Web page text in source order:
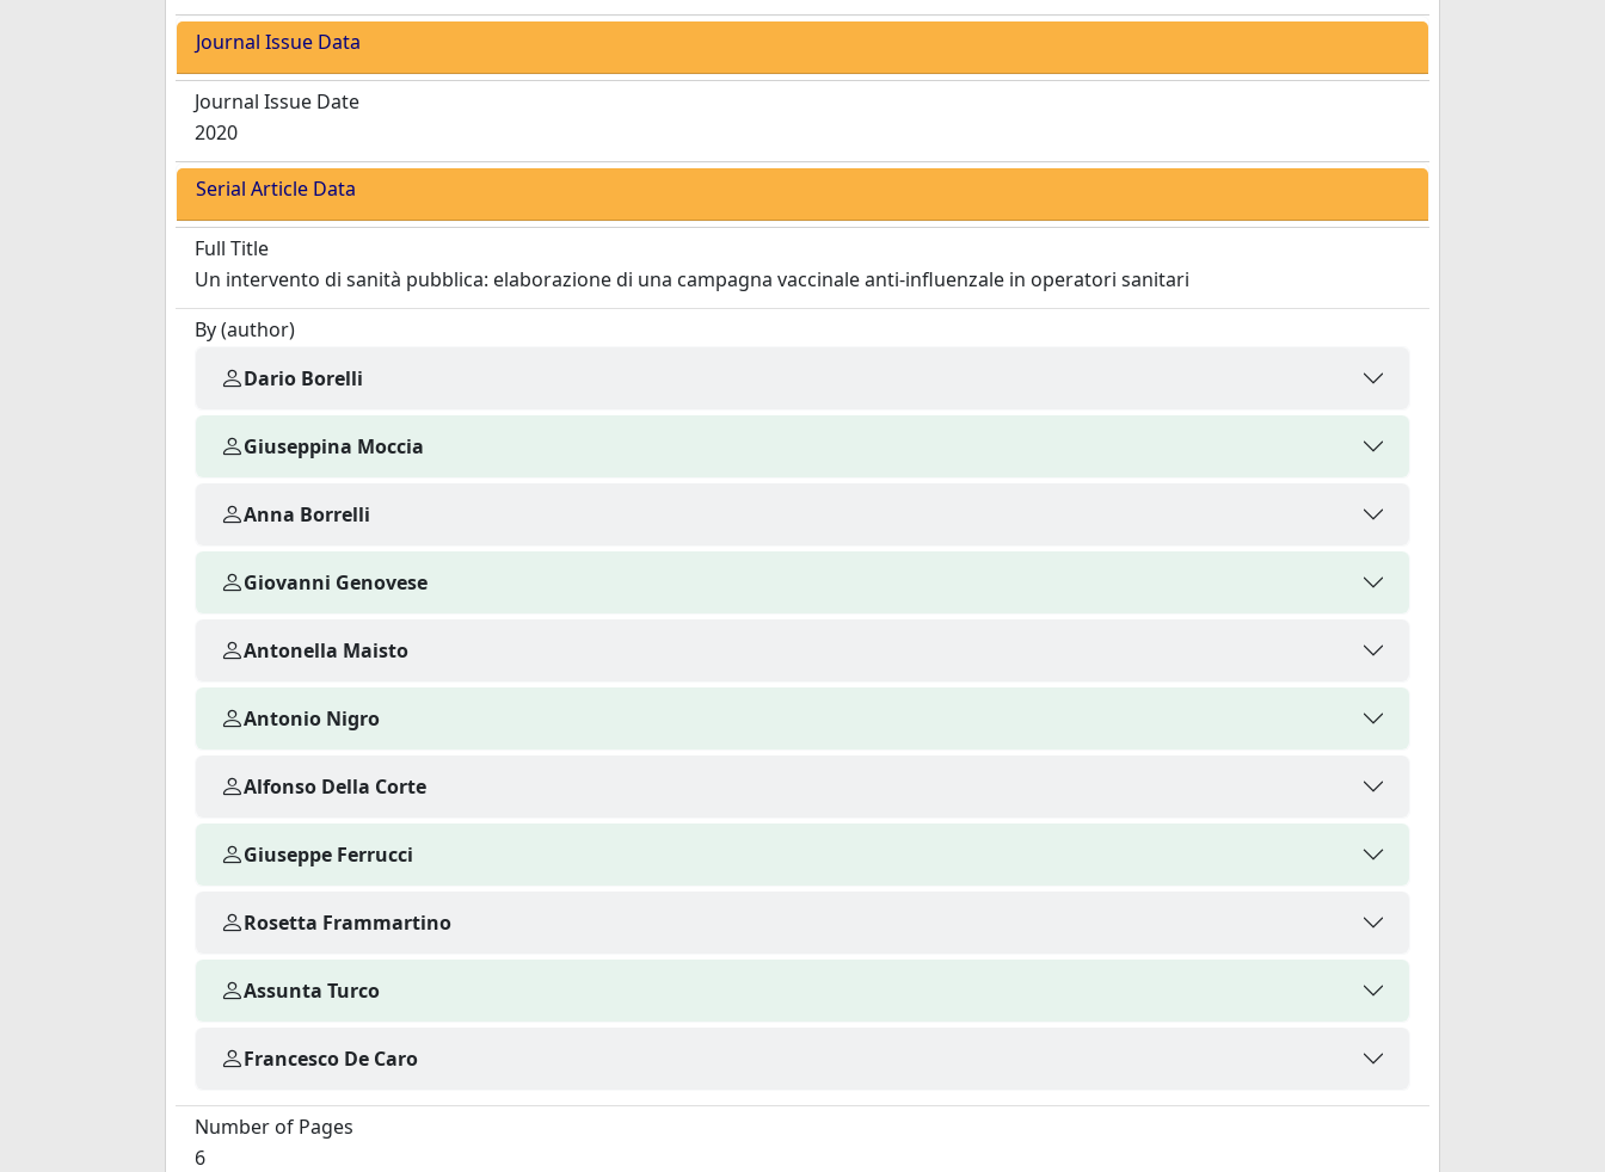
Journal Issue Data
Journal Issue Date
2020
Serial Article Data
Full Title
Un intervento di sanità pubblica: elaborazione di una campagna vaccinale anti-influenzale in operatori sanitari
By (author)
Dario Borelli
Giuseppina Moccia
Anna Borrelli
Giovanni Genovese
Antonella Maisto
Antonio Nigro
Alfonso Della Corte
Giuseppe Ferrucci
Rosetta Frammartino
Assunta Turco
Francesco De Caro
Number of Pages
6